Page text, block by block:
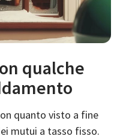
qualche
quanto visto a fine
mutui a tasso fisso.